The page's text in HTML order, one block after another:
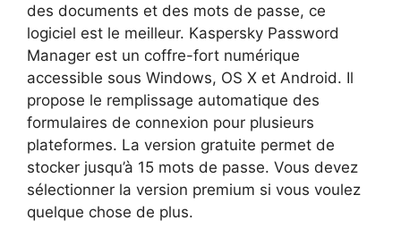
des documents et des mots de passe, ce
logiciel est le meilleur. Kaspersky Password
Manager est un coffre-fort numérique
accessible sous Windows, OS X et Android. Il
propose le remplissage automatique des
formulaires de connexion pour plusieurs
plateformes. La version gratuite permet de
stocker jusqu’à 15 mots de passe. Vous devez
sélectionner la version premium si vous voulez
quelque chose de plus.